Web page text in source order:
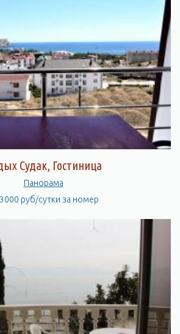
Судак, Гостиница
Панорама
руб/сутки за номер